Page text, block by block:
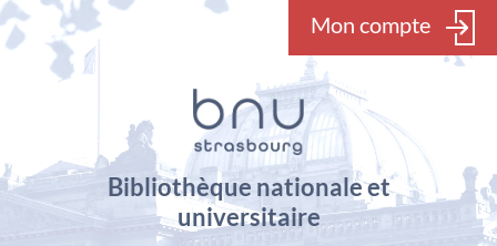
Mon compte
Bibliothèque nationale et
universitaire